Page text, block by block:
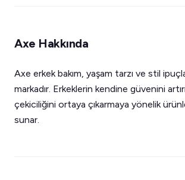
Axe Hakkında
Axe erkek bakım, yaşam tarzı ve stil
markadır. Erkeklerin kendine güvenini
çekiciliğini ortaya çıkarmaya yönelik
sunar.